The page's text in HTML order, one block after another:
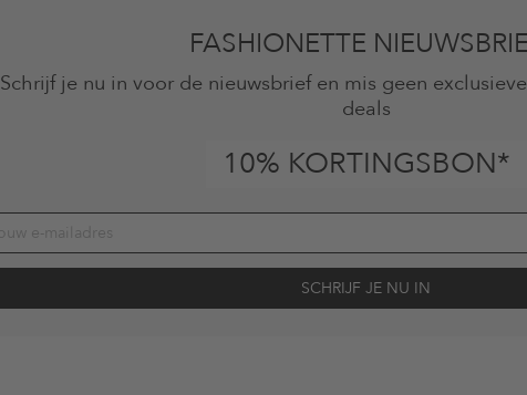
FASHIONETTE
Schrijf je nu in voor de nieuwsbrief en mis geen
deals
10% KORTINGSBON*